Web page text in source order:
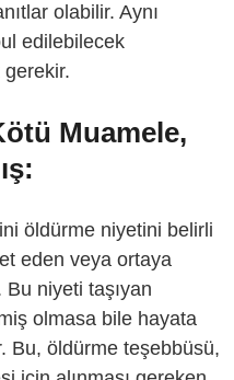
olabilir. Aynı
edilebilecek
gerekir.
Muamele,
öldürme niyetini belirli
eden veya ortaya
niyeti taşıyan
olmasa bile hayata
Bu, öldürme teşebbüsü,